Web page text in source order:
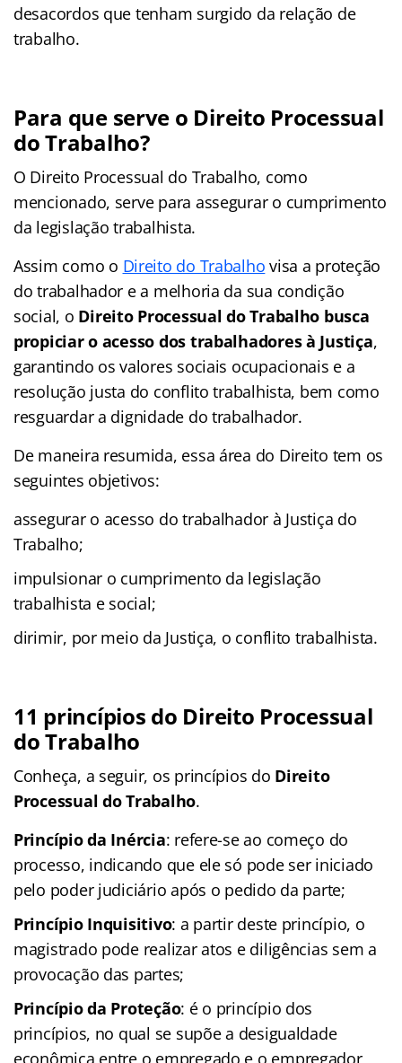
desacordos que tenham surgido da relação de
trabalho.
Para que serve o Direito Processual
do Trabalho?
O Direito Processual do Trabalho, como
mencionado, serve para assegurar o cumprimento
da legislação trabalhista.
Assim como o Direito do Trabalho visa a proteção
do trabalhador e a melhoria da sua condição
social, o Direito Processual do Trabalho busca
propiciar o acesso dos trabalhadores à Justiça,
garantindo os valores sociais ocupacionais e a
resolução justa do conflito trabalhista, bem como
resguardar a dignidade do trabalhador.
De maneira resumida, essa área do Direito tem os
seguintes objetivos:
assegurar o acesso do trabalhador à Justiça do
Trabalho;
impulsionar o cumprimento da legislação
trabalhista e social;
dirimir, por meio da Justiça, o conflito trabalhista.
11 princípios do Direito Processual
do Trabalho
Conheça, a seguir, os princípios do Direito
Processual do Trabalho.
Princípio da Inércia: refere-se ao começo do
processo, indicando que ele só pode ser iniciado
pelo poder judiciário após o pedido da parte;
Princípio Inquisitivo: a partir deste princípio, o
magistrado pode realizar atos e diligências sem a
provocação das partes;
Princípio da Proteção: é o princípio dos
princípios, no qual se supõe a desigualdade
econômica entre o empregado e o empregador,